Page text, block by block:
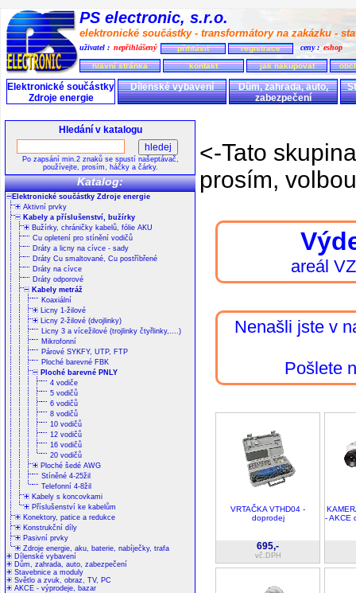
PS electronic, s.r.o.
elektronické součástky - transformátory na zakázku -
uživatel : nepřihlášený přihlásit registrace ceny : eshop
hlavní stránka kontakt jak nakupovat
Elektronické součástky
Zdroje energie
Dílenské vybavení
Dům, zahrada, auto,
zabezpečení
Hledání v katalogu
Po zapsání min.2 znaků se spustí našeptávač,
používejte, prosím, háčky a čárky.
Katalog:
Elektronické součástky Zdroje energie
Aktivní prvky
Kabely a příslušenství, bužírky
Bužírky, chráničky kabelů, fólie AKU
Cu opletení pro stínění vodičů
Dráty a licny na cívce - sady
Dráty Cu smaltované, Cu postříbřené
Dráty na cívce
Dráty odporové
Kabely metráž
Koaxiální
Licny 1-žilové
Licny 2-žilové (dvojlinky)
Licny 3 a vícežilové (trojlinky čtyřlinky,....)
Mikrofonní
Párové SYKFY, UTP, FTP
Ploché barevné FBK
Ploché barevné PNLY
4 vodiče
5 vodičů
6 vodičů
8 vodičů
10 vodičů
12 vodičů
16 vodičů
20 vodičů
Ploché šedé AWG
Stíněné 4-25žil
Telefonní 4-8žil
Kabely s koncovkami
Příslušenství ke kabelům
Konektory, patice a redukce
Konstrukční díly
Pasivní prvky
Zdroje energie, aku, baterie, nabíječky, trafa
Dílenské vybavení
Dům, zahrada, auto, zabezpečení
Stavebnice a moduly
Světlo a zvuk, obraz, TV, PC
AKCE - výprodeje, bazar
<-Tato
prosím,
areál
Nenašli jste v
Pošlete
VRTAČKA VTHD04 -
doprodej
695,-
vč.DPH
- AKCE